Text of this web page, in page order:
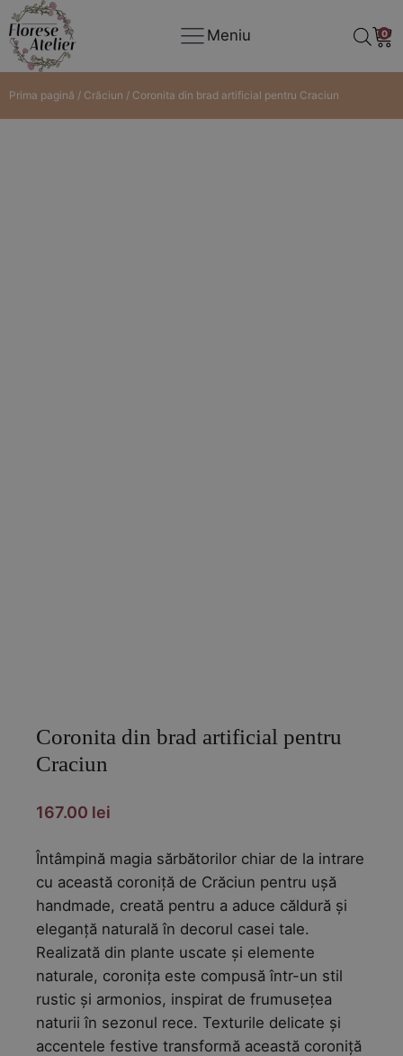
Meniu 0
Prima pagină / Crăciun / Coronita din brad artificial pentru Craciun
Coronita din brad artificial pentru
Craciun
167.00 lei
Întâmpină magia sărbătorilor chiar de la intrare
cu această coroniță de Crăciun pentru ușă
handmade, creată pentru a aduce căldură și
eleganță naturală în decorul casei tale.
Realizată din plante uscate și elemente
naturale, coronița este compusă într-un stil
rustic și armonios, inspirat de frumusețea
naturii în sezonul rece. Texturile delicate și
accentele festive transformă această coroniță